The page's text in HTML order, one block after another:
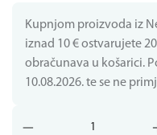
Kupnjom proizvoda iz
iznad 10 € ostvarujete
obračunava u košarici.
10.08.2026. te se ne